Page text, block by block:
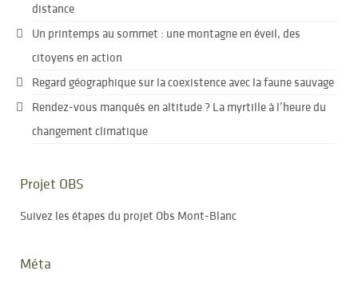
distance
Un printemps au sommet : une montagne en éveil, des
citoyens en action
Regard géographique sur la coexistence avec la faune sauvage
Rendez-vous manqués en altitude ? La myrtille à l’heure du
changement climatique
Projet OBS
Suivez les étapes du projet Obs Mont-Blanc
Méta